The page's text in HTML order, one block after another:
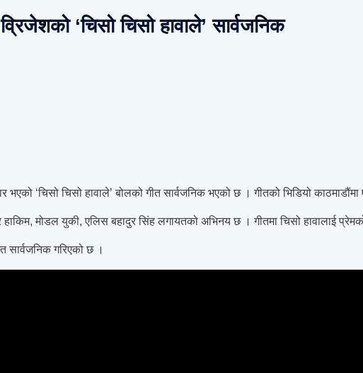
‘चिसो चिसो हावाले’ सार्वजनिक
‘चिसो चिसो हावाले’ बोलको गीत सार्वजनिक भएको छ । गीतको भिडियो
हाकिम, मोडल युकी, एलिस बहादुर सिंह लगायतको अभिनय छ । गीतमा चिसो हावालाई
सार्वजनिक गरिएको छ ।